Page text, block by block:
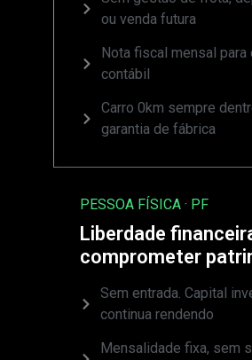
ou venda futura
Nota fiscal mensal para
contábil
Carro 0km sempre
garantia de fábrica
PESSOA FÍSICA · PF
Liberdade
comprometer
Sem entrada. Capital
continua rendendo
Mensalidade fixa, sem